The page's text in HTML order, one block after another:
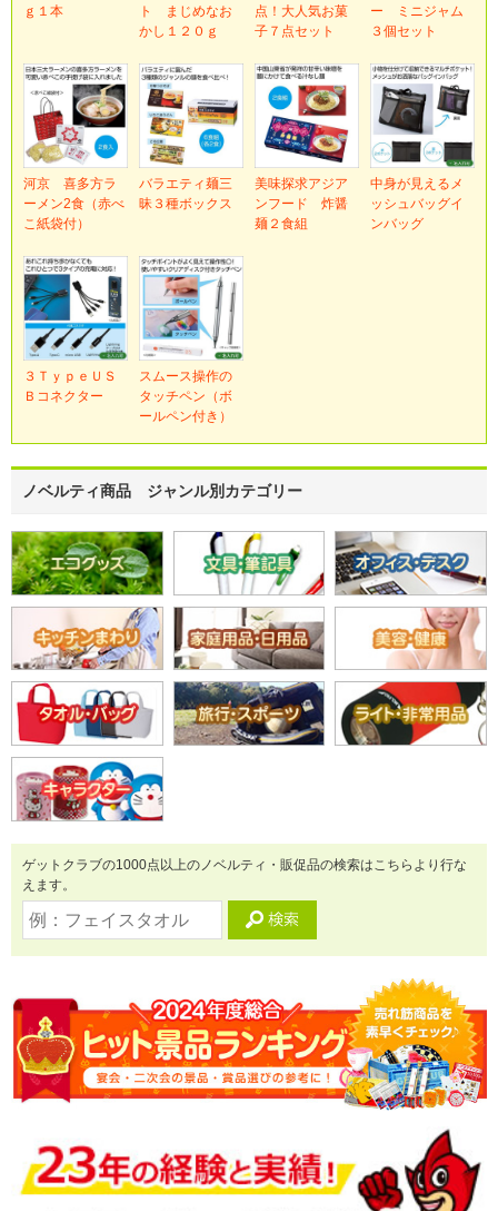
ｇ１本
ト まじめなお
かし１２０ｇ
点！大人気お菓
子７点セット
ー ミニジャム
３個セット
河京 喜多方ラ
ーメン2食（赤べ
こ紙袋付）
バラエティ麺三
昧３種ボックス
美味探求アジア
ンフード 炸醤
麺２食組
中身が見えるメ
ッシュバッグイ
ンバッグ
３ＴｙｐｅＵＳ
Ｂコネクター
スムース操作の
タッチペン（ボ
ールペン付き）
ノベルティ商品 ジャンル別カテゴリー
ゲットクラブの1000点以上のノベルティ・販促品の検索はこちらより行な
えます。